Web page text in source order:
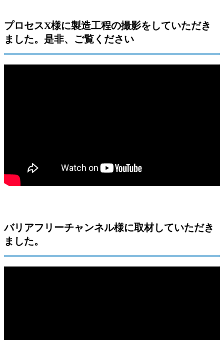
プロセスX様に製造工程の撮影をしていただき
ました。是非、ご覧ください
バリアフリーチャンネル様に取材していただき
ました。